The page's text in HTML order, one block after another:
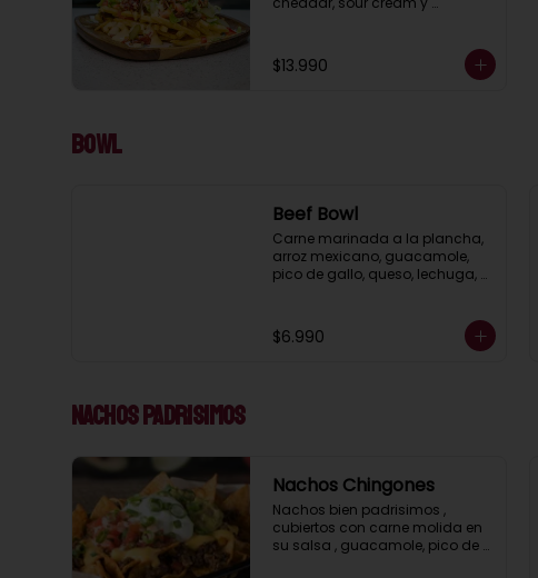
$13.990
Bowl
Beef Bowl
Carne marinada a la plancha,
arroz mexicano, guacamole,
pico de gallo, queso, lechuga,
$6.990
Nachos Padrisimos
Nachos Chingones
Nachos bien padrisimos ,
cubiertos con carne molida en
su salsa , guacamole, pico de